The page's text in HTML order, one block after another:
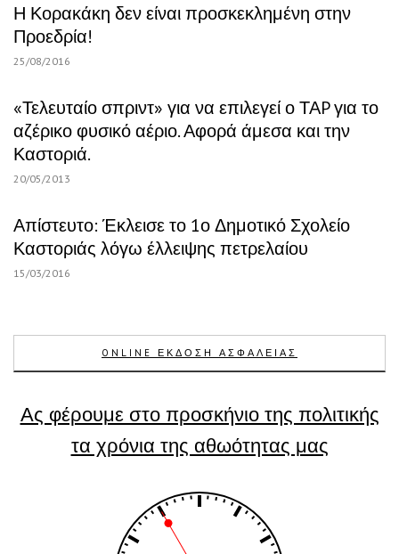
Η Κορακάκη δεν είναι προσκεκλημένη στην
Προεδρία!
25/08/2016
«Τελευταίο σπριντ» για να επιλεγεί ο ΤΑP για το
αζέρικο φυσικό αέριο. Αφορά άμεσα και την
Καστοριά.
20/05/2013
Απίστευτο: Έκλεισε το 1ο Δημοτικό Σχολείο
Καστοριάς λόγω έλλειψης πετρελαίου
15/03/2016
ONLINE ΕΚΔΟΣΗ ΑΣΦΑΛΕΙΑΣ
Ας φέρουμε στο προσκήνιο της πολιτικής
τα χρόνια της αθωότητας μας